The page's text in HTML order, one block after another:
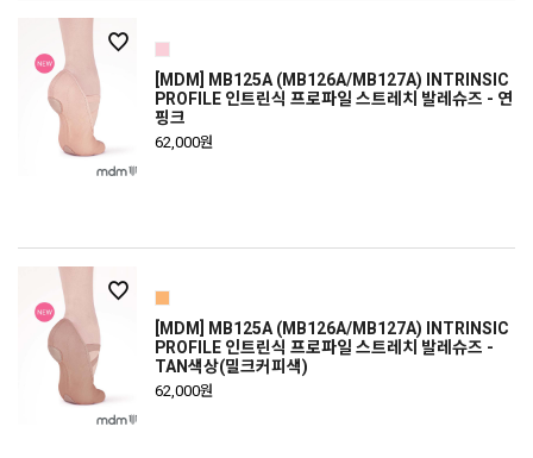
[MDM] MB125A (MB126A/MB127A) INTRINSIC
PROFILE 인트린식 프로파일 스트레치 발레슈즈 - 연
핑크
62,000원
[MDM] MB125A (MB126A/MB127A) INTRINSIC
PROFILE 인트린식 프로파일 스트레치 발레슈즈 -
TAN색상(밀크커피색)
62,000원